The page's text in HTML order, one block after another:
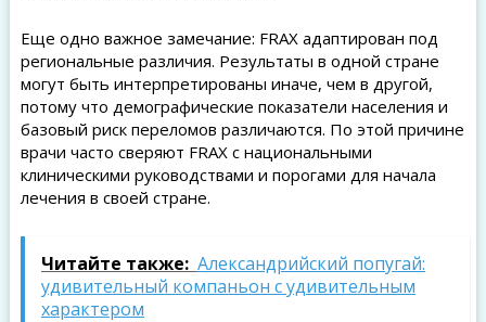
Еще одно важное замечание: FRAX адаптирован под
региональные различия. Результаты в одной стране
могут быть интерпретированы иначе, чем в другой,
потому что демографические показатели населения и
базовый риск переломов различаются. По этой причине
врачи часто сверяют FRAX с национальными
клиническими руководствами и порогами для начала
лечения в своей стране.
Читайте также: Александрийский попугай:
удивительный компаньон с удивительным
характером